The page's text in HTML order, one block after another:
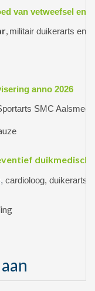
van vetweefsel en
, militair duikerarts en
anno 2026
SMC
duikmedisch
, cardioloog, duikerarts